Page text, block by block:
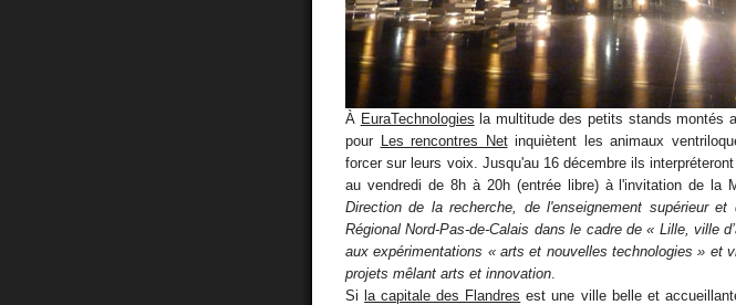
À EuraTechnologies la multitude des petits stands montés
pour
Les rencontres Netinquiètent les animaux
forcer sur leurs voix. Jusqu'au 16 décembre ils
au vendredi de 8h à 20h (entrée libre) à l'invitation de la
Direction de la recherche, de l'enseignement supérieur
Régional Nord-Pas-de-Calais dans le cadre de « Lille, ville
aux expérimentations « arts et nouvelles technologies » et
projets mêlant arts et innovation
Si la capitale des Flandres est une ville belle et